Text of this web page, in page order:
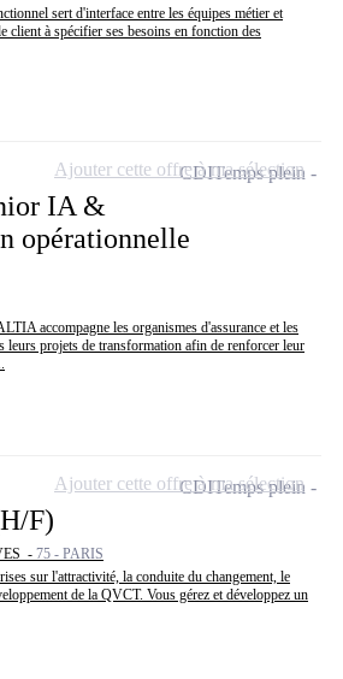
sert d'interface entre les équipes métier et
client à spécifier ses besoins en fonction des
IA &
opérationnelle
accompagne les organismes d'assurance et les
leurs projets de transformation afin de renforcer leur
CDITemps plein
Ajouter cette offre à ma sélection
F)
- 75 - PARIS
sur l'attractivité, la conduite du changement, le
de la QVCT. Vous gérez et développez un
CDITemps plein
Ajouter cette offre à ma sélection